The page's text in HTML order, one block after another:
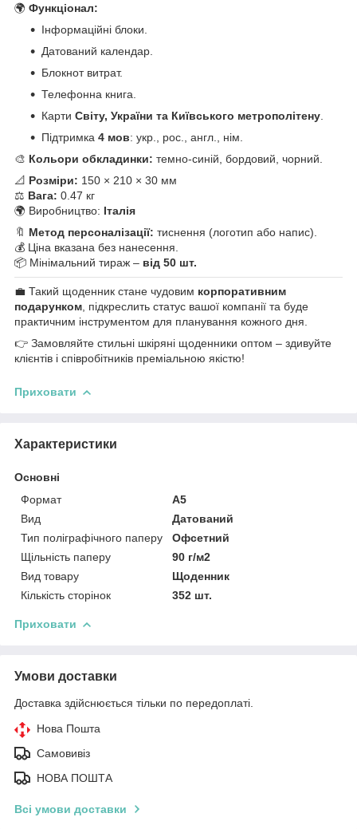
🌍 Функціонал:
Інформаційні блоки.
Датований календар.
Блокнот витрат.
Телефонна книга.
Карти Світу, України та Київського метрополітену
Підтримка 4 мов: укр., рос., англ., нім.
🎨 Кольори обкладинки: темно-синій, бордовий, чорний.
📐 Розміри: 150 × 210 × 30 мм
⚖️ Вага: 0.47 кг
🌍 Виробництво: Італія
🔖 Метод персоналізації: тиснення (логотип або напис).
💰 Ціна вказана без нанесення.
📦 Мінімальний тираж – від 50 шт.
💼 Такий щоденник стане чудовим корпоративним
подарунком , підкреслить статус вашої компанії та буде
практичним інструментом для планування кожного дня.
👉 Замовляйте стильні шкіряні щоденники оптом – здивуйте
клієнтів і співробітників преміальною якістю!
Приховати
Характеристики
Основні
Формат
A5
Вид
Датований
Тип поліграфічного паперу
Офсетний
Щільність паперу
90 г/м2
Вид товару
Щоденник
Кількість сторінок
352 шт.
Приховати
Умови доставки
Доставка здійснюється тільки по передоплаті.
Нова Пошта
Самовивіз
НОВА ПОШТА
Всі умови доставки